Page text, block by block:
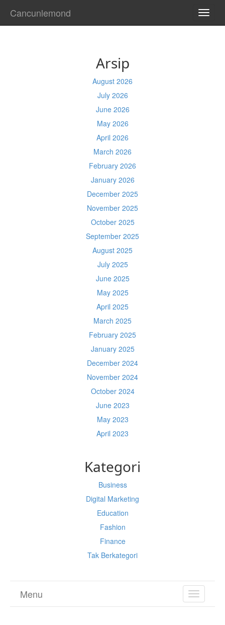
Cancunlemond
Arsip
August 2026
July 2026
June 2026
May 2026
April 2026
March 2026
February 2026
January 2026
December 2025
November 2025
October 2025
September 2025
August 2025
July 2025
June 2025
May 2025
April 2025
March 2025
February 2025
January 2025
December 2024
November 2024
October 2024
June 2023
May 2023
April 2023
Kategori
Business
Digital Marketing
Education
Fashion
Finance
Tak Berkategori
TOGGLE
Menu